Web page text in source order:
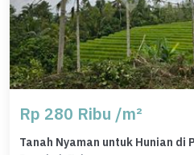
Rp 280 Ribu /m²